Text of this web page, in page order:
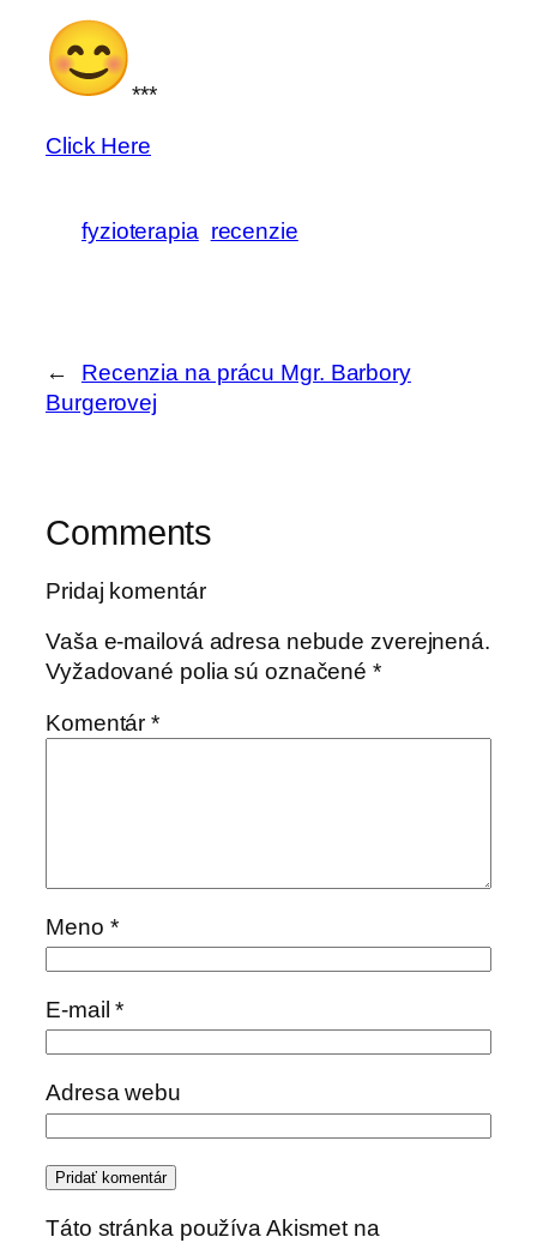
***
Click Here
fyzioterapia recenzie
←
Recenzia na prácu Mgr. Barbory
Burgerovej
Comments
Pridaj komentár
Vaša e-mailová adresa nebude zverejnená.
Vyžadované polia sú označené*
Komentár*
Meno *
E-mail*
Adresa webu
Táto stránka používa Akismet na